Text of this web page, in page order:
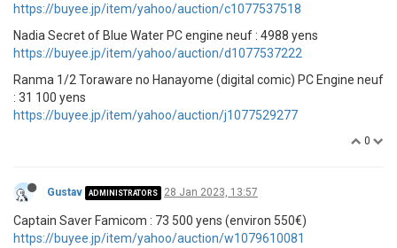
https://buyee.jp/item/yahoo/auction/c1077537518
Nadia Secret of Blue Water PC engine neuf : 4988 yens
https://buyee.jp/item/yahoo/auction/d1077537222
Ranma 1/2 Toraware no Hanayome (digital comic) PC Engine neuf
: 31 100 yens
https://buyee.jp/item/yahoo/auction/j1077529277
0
Gustav ADMINISTRATORS 28 Jan 2023, 13:57
Captain Saver Famicom : 73 500 yens (environ 550€)
https://buyee.jp/item/yahoo/auction/w1079610081